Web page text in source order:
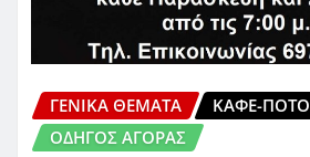
ΓΕΝΙΚΑ ΘΕΜΑΤΑ
ΚΑΦΈ-ΠΟΤΌ
ΟΔΗΓΌΣ ΑΓΟΡΆΣ